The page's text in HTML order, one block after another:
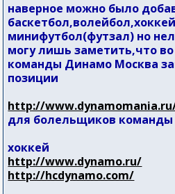
наверное можно было
минифутбол(футзал) но
могу лишь заметить,что
команды Динамо Москва
позиции
http://
для болельщиков
хоккей
http://www.dynamo.ru/
http://hcdynamo.com/